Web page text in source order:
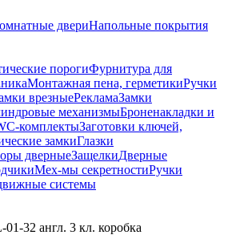
двериНапольные покрытия
порогиФурнитура для
Монтажная пена, герметикиРучки
врезныеРекламаЗамки
механизмыБроненакладки и
комплектыЗаготовки ключей,
замкиГлазки
дверныеЗащелкиДверные
Мех-мы секретностиРучки
системы
32 англ. 3 кл. коробка